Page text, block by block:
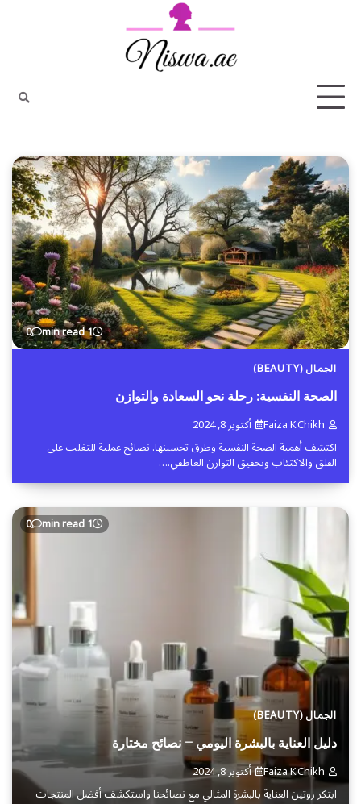
1 min read
0
الجمال (BEAUTY)
الصحة النفسية: رحلة نحو السعادة والتوازن
Faiza K.chikh أكتوبر 8, 2024
اكتشف أهمية الصحة النفسية وطرق تحسينها. نصائح عملية للتغلب على
القلق والاكتئاب وتحقيق التوازن العاطفي.…
1 min read
0
الجمال (BEAUTY)
دليل العناية بالبشرة اليومي – نصائح مختارة
Faiza K.chikh أكتوبر 8, 2024
ابتكر روتين العناية بالبشرة المثالي مع نصائحنا واستكشف أفضل المنتجات